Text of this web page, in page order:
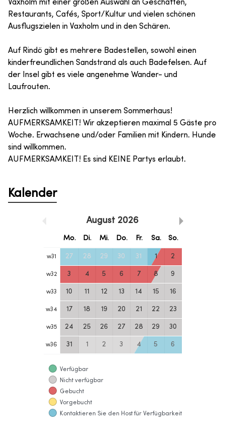
Vaxholm mit einer großen Auswahl an Geschäften,
Restaurants, Cafés, Sport/Kultur und vielen schönen
Ausflugszielen in Vaxholm und in den Schären.
Auf Rindö gibt es mehrere Badestellen, sowohl einen
kinderfreundlichen Sandstrand als auch Badefelsen. Auf
der Insel gibt es viele angenehme Wander- und
Laufrouten.
Herzlich willkommen in unserem Sommerhaus!
AUFMERKSAMKEIT! Wir akzeptieren maximal 5 Gäste pro
Woche. Erwachsene und/oder Familien mit Kindern. Hunde
sind willkommen.
AUFMERKSAMKEIT! Es sind KEINE Partys erlaubt.
Kalender
August 2026
Mo. Di. Mi. Do. Fr. Sa. So.
w31 27 28 29 30 31 1 2
w32 3 4 5 6 7 8 9
w33 10 11 12 13 14 15 16
w34 17 18 19 20 21 22 23
w35 24 25 26 27 28 29 30
w36 31 1 2 3 4 5 6
Verfügbar
Nicht verfügbar
Gebucht
Vorgebucht
Kontaktieren Sie den Host für Verfügbarkeit